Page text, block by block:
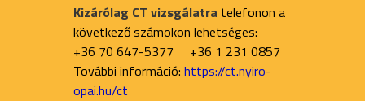
Kizárólag CT vizsgálatra telefonon a
következő számokon lehetséges:
+36 70 647-5377 +36 1 231 0857
További információ: https://ct.nyiro-
opai.hu/ct